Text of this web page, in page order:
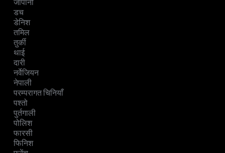
जापानी
डच
डेनिश
तमिल
तुर्की
थाई
दारी
नर्वेजियन
नेपाली
परम्परागत चिनियाँ
पश्तो
पुर्तगाली
पोलिश
फारसी
फिनिश